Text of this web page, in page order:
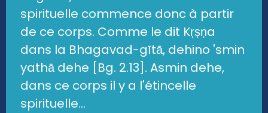
spirituelle commence donc à partir
de ce corps. Comme le dit Kṛṣṇa
dans la Bhagavad-gītā, dehino 'smin
yathā dehe [Bg. 2.13]. Asmin dehe,
dans ce corps il y a l'étincelle
spirituelle...